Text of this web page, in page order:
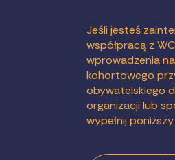
Jeśli jesteś
współpracą z
wprowadzenia
kohortowego
obywatelskiego
organizacji lub
wypełnij